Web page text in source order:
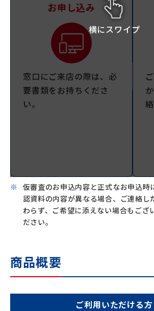
お申し込み
窓口にご来店の際は、必
要書類をお持ちくださ
い。
横にスワイプ
仮審査のお申込内容と正式なお申込時
認資料の内容が異なる場合、ご連絡し
わらず、ご希望に添えない場合もござ
ださい。
商品概要
ご利用いただける方